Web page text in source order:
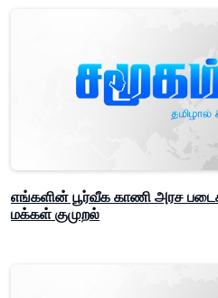
எங்களின் பூர்வீக காணி அரச
மக்கள் குமுறல்